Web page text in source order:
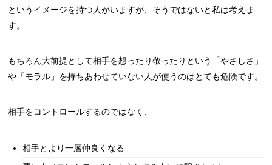
というイメージを持つ人がいますが、そうではないと私は考えま
す。
もちろん大前提として相手を想ったり敬ったりという「やさしさ」
や「モラル」を持ちあわせていない人が使うのはとても危険です。
相手をコントロールするのではなく、
相手とより一層仲良くなる